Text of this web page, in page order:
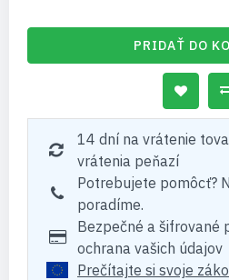
PRIDAŤ DO
14 dní na vrátenie
vrátenia peňazí
Potrebujete pomôcť?
poradíme.
Bezpečné a šifrované
ochrana vašich údajov
Prečítajte si svoje